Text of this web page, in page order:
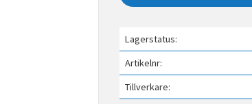
Lagerstatus
Artikelnr
Tillverkare